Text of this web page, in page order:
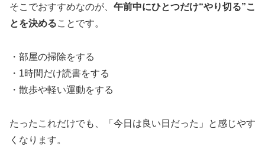
そこでおすすめなのが、 午前中にひとつだけ“やり切る”こ
とを決めることです。
・部屋の掃除をする
・1時間だけ読書をする
・散歩や軽い運動をする
たったこれだけでも、「今日は良い日だった」と感じやす
くなります。